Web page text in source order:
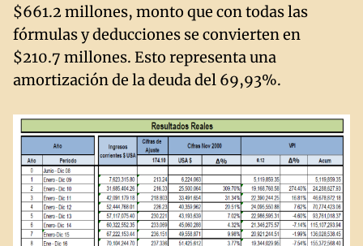
$661.2 millones, monto que con todas las
fórmulas y deducciones se convierten en
$210.7 millones. Esto representa una
amortización de la deuda del 69,93%.